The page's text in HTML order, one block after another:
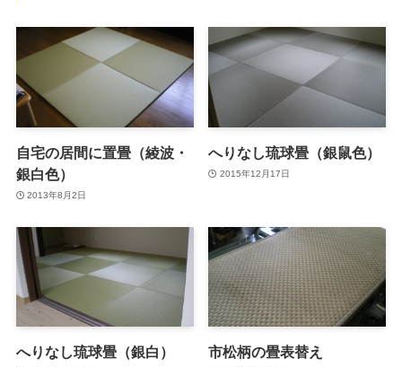
自宅の居間に置畳（綾波・
銀白色）
2013年8月2日
へりなし琉球畳（銀鼠色）
2015年12月17日
へりなし琉球畳（銀白） 市松柄の畳表替え